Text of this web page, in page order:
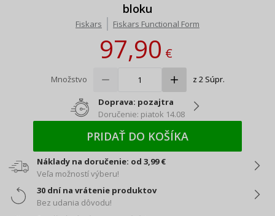
bloku
Fiskars Fiskars Functional Form
97,90€
Množstvo z 2 Súpr.
Doprava: pozajtra
Doručenie: piatok 14.08
PRIDAŤ DO KOŠÍKA
Náklady na doručenie: od 3,99 €
Veľa možností výberu!
30 dní na vrátenie produktov
Bez udania dôvodu!